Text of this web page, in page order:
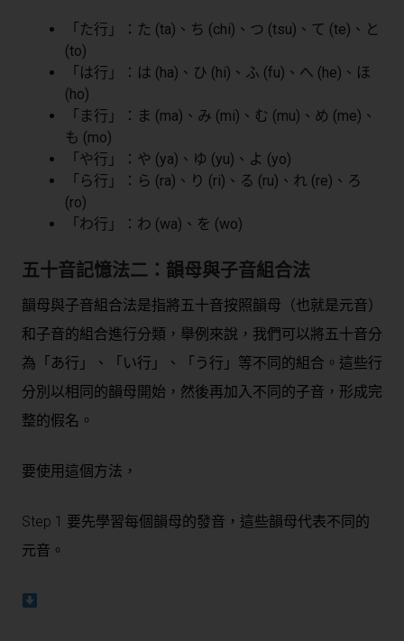
「た行」：た (ta)、ち (chi)、つ (tsu)、て (te)、と
(to)
「は行」：は (ha)、ひ (hi)、ふ (fu)、へ (he)、ほ
(ho)
「ま行」：ま (ma)、み (mi)、む (mu)、め (me)、
も (mo)
「や行」：や (ya)、ゆ (yu)、よ (yo)
「ら行」：ら (ra)、り (ri)、る (ru)、れ (re)、ろ
(ro)
「わ行」：わ (wa)、を (wo)
五十音記憶法二：韻母與子音組合法
韻母與子音組合法是指將五十音按照韻母（也就是元音）
和子音的組合進行分類，舉例來說，我們可以將五十音分
為「あ行」、「い行」、「う行」等不同的組合。這些行
分別以相同的韻母開始，然後再加入不同的子音，形成完
整的假名。
要使用這個方法，
Step 1 要先學習每個韻母的發音，這些韻母代表不同的
元音。